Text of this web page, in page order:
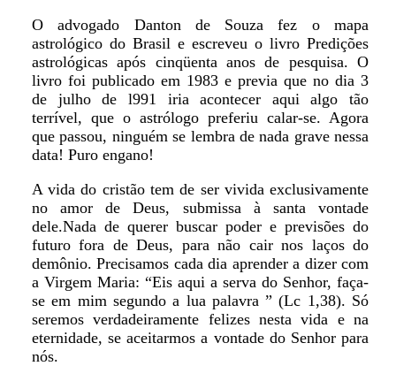
O advogado Danton de Souza fez o mapa
astrológico do Brasil e escreveu o livro Predições
astrológicas após cinqüenta anos de pesquisa. O
livro foi publicado em 1983 e previa que no dia 3
de julho de l991 iria acontecer aqui algo tão
terrível, que o astrólogo preferiu calar-se. Agora
que passou, ninguém se lembra de nada grave nessa
data! Puro engano!
A vida do cristão tem de ser vivida exclusivamente
no amor de Deus, submissa à santa vontade
dele.Nada de querer buscar poder e previsões do
futuro fora de Deus, para não cair nos laços do
demônio. Precisamos cada dia aprender a dizer com
a Virgem Maria: “Eis aqui a serva do Senhor, faça-
se em mim segundo a lua palavra ” (Lc 1,38). Só
seremos verdadeiramente felizes nesta vida e na
eternidade, se aceitarmos a vontade do Senhor para
nós.